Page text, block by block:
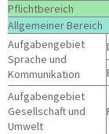
Pflicht­be­reich
All­ge­mei­ner Bereich
Auf­ga­ben­ge­biet
Spra­che und
Kommunikation
Auf­ga­ben­ge­biet
Gesell­schaft und
Umwelt